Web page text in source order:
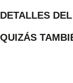
DETALLES
QUIZÁS